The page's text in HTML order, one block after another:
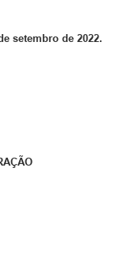
setembro de 2022.